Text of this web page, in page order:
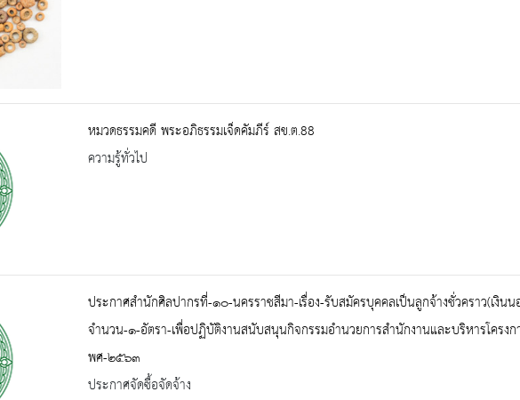
หมวดธรรมคดี พระอภิธรรมเจ็ดคัมภีร์ สข.ต.88
ความรู้ทั่วไป
ประกาศสำนักศิลปากรที่-๑๐-นครราชสีมา-เรื่อง-รับสมัครบุคคลเป็นลูกจ้างชั่วคราว(เงิ
จำนวน-๑-อัตรา-เพื่อปฏิบัติงานสนับสนุนกิจกรรมอำนวยการสำนักงานและบริหารโคร
พศ-๒๕๖๓
ประกาศจัดซื้อจัดจ้าง